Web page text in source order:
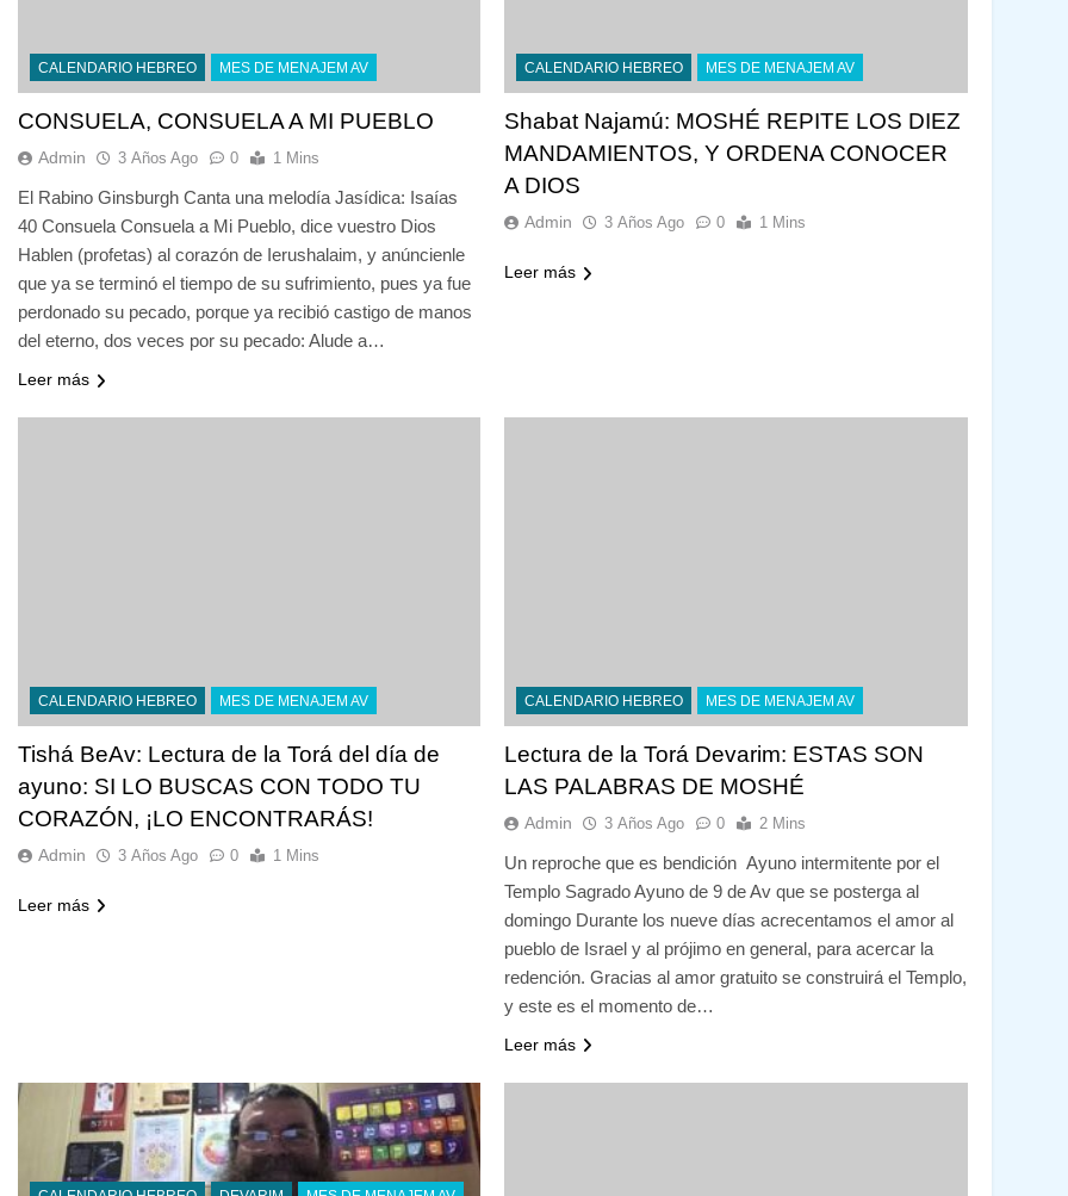
CALENDARIO HEBREO MES DE MENAJEM AV
CONSUELA, CONSUELA A MI PUEBLO
Admin 3 Años Ago 0 1 Mins
El Rabino Ginsburgh Canta una melodía Jasídica: Isaías
40 Consuela Consuela a Mi Pueblo, dice vuestro Dios
Hablen (profetas) al corazón de Ierushalaim, y anúncienle
que ya se terminó el tiempo de su sufrimiento, pues ya fue
perdonado su pecado, porque ya recibió castigo de manos
del eterno, dos veces por su pecado: Alude a…
Leer más
CALENDARIO HEBREO MES DE MENAJEM AV
Shabat Najamú: MOSHÉ REPITE LOS DIEZ
MANDAMIENTOS, Y ORDENA CONOCER
A DIOS
Admin 3 Años Ago 0 1 Mins
Leer más
CALENDARIO HEBREO MES DE MENAJEM AV
Tishá BeAv: Lectura de la Torá del día de
ayuno: SI LO BUSCAS CON TODO TU
CORAZÓN, ¡LO ENCONTRARÁS!
Admin 3 Años Ago 0 1 Mins
Leer más
CALENDARIO HEBREO MES DE MENAJEM AV
Lectura de la Torá Devarim: ESTAS SON
LAS PALABRAS DE MOSHÉ
Admin 3 Años Ago 0 2 Mins
Un reproche que es bendición Ayuno intermitente por el
Templo Sagrado Ayuno de 9 de Av que se posterga al
domingo Durante los nueve días acrecentamos el amor al
pueblo de Israel y al prójimo en general, para acercar la
redención. Gracias al amor gratuito se construirá el Templo,
y este es el momento de…
Leer más